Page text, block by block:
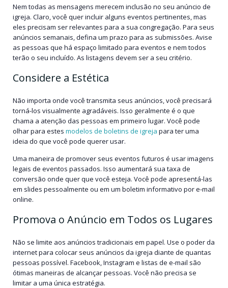
Nem todas as mensagens merecem inclusão no seu anúncio de
igreja. Claro, você quer incluir alguns eventos pertinentes, mas
eles precisam ser relevantes para a sua congregação. Para seus
anúncios semanais, defina um prazo para as submissões. Avise
as pessoas que há espaço limitado para eventos e nem todos
terão o seu incluído. As listagens devem ser a seu critério.
Considere a Estética
Não importa onde você transmita seus anúncios, você precisará
torná-los visualmente agradáveis. Isso geralmente é o que
chama a atenção das pessoas em primeiro lugar. Você pode
olhar para estes modelos de boletins de igreja para ter uma
ideia do que você pode querer usar.
Uma maneira de promover seus eventos futuros é usar imagens
legais de eventos passados. Isso aumentará sua taxa de
conversão onde quer que você esteja. Você pode apresentá-las
em slides pessoalmente ou em um boletim informativo por e-mail
online.
Promova o Anúncio em Todos os Lugares
Não se limite aos anúncios tradicionais em papel. Use o poder da
internet para colocar seus anúncios da igreja diante de quantas
pessoas possível. Facebook, Instagram e listas de e-mail são
ótimas maneiras de alcançar pessoas. Você não precisa se
limitar a uma única estratégia.